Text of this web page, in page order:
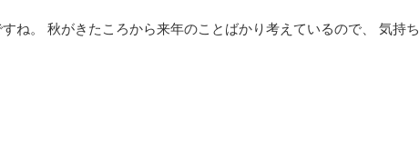
ね。 秋がきたころから来年のことばかり考えているので、 気持ち